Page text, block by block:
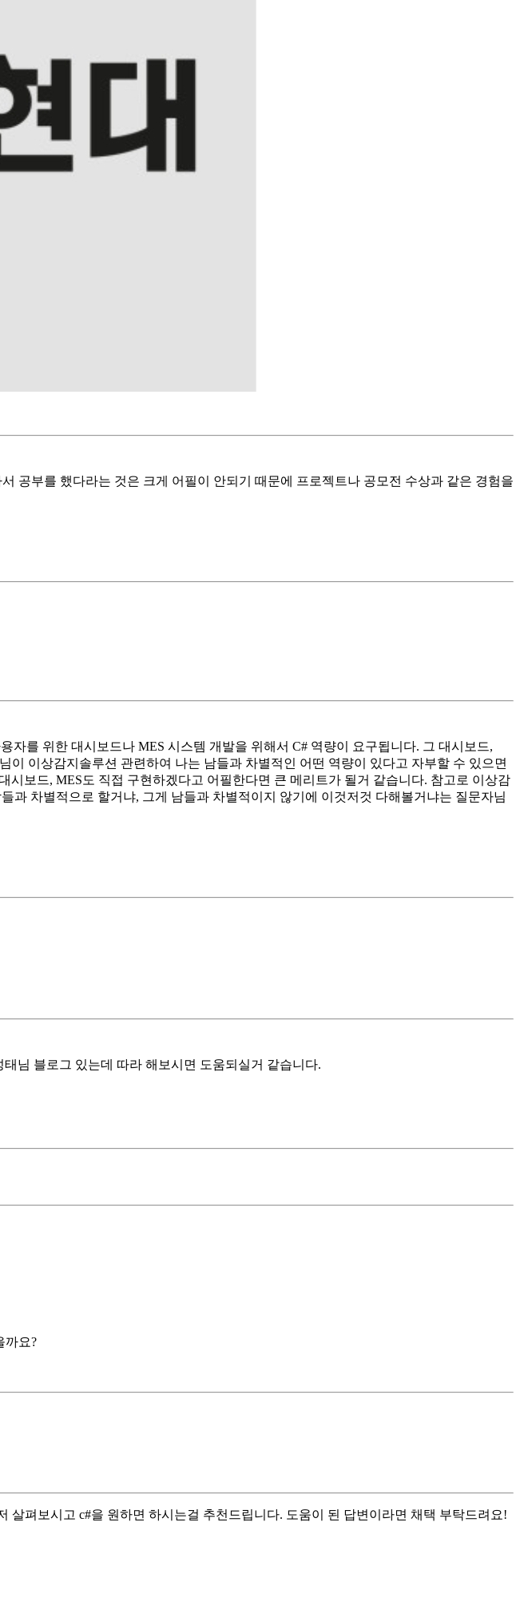
공부를 했다라는 것은 크게 어필이 안되기 때문에 프로젝트나 공모전 수상과 같은 경험을
를 위한 대시보드나 MES 시스템 개발을 위해서 C# 역량이 요구됩니다. 그 대시보드,
이상감지솔루션 관련하여 나는 남들과 차별적인 어떤 역량이 있다고 자부할 수 있으면
보드, MES도 직접 구현하겠다고 어필한다면 큰 메리트가 될거 같습니다. 참고로 이상감
과 차별적으로 할거냐, 그게 남들과 차별적이지 않기에 이것저것 다해볼거냐는 질문자님
님 블로그 있는데 따라 해보시면 도움되실거 같습니다.
까요?
펴보시고 c#을 원하면 하시는걸 추천드립니다. 도움이 된 답변이라면 채택 부탁드려요!